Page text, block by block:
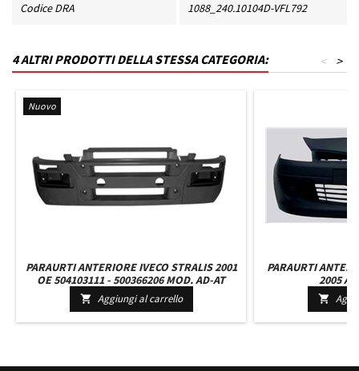
Codice DRA 1088_240.10104D-VFL792
4 ALTRI PRODOTTI DELLA STESSA CATEGORIA: >
<
Nuovo
PARAURTI ANTERIORE IVECO STRALIS 2001
OE 504103111 - 500366206 MOD. AD-AT
 Aggiungi al carrello
PARAURTI
2005 AL
